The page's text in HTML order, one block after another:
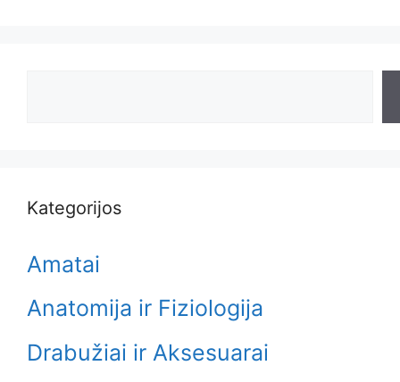
Kategorijos
Amatai
Anatomija ir Fiziologija
Drabužiai ir Aksesuarai